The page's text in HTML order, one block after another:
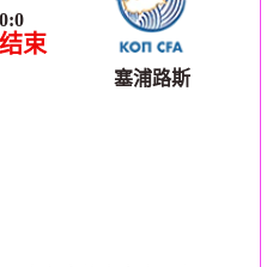
0:0
束
塞浦路斯